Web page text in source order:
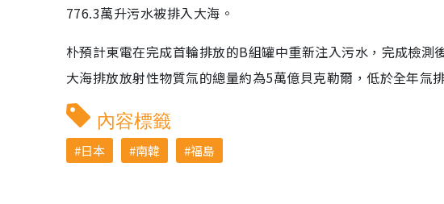
776.3萬升污水被排入大海。
朴預計東電在完成首輪排放的B組罐中重新注入污水，完成檢
大海排放放射性物質氚的總量約為5萬億貝克勒爾，低於全年氚
內容標籤
日本 南韓 福島